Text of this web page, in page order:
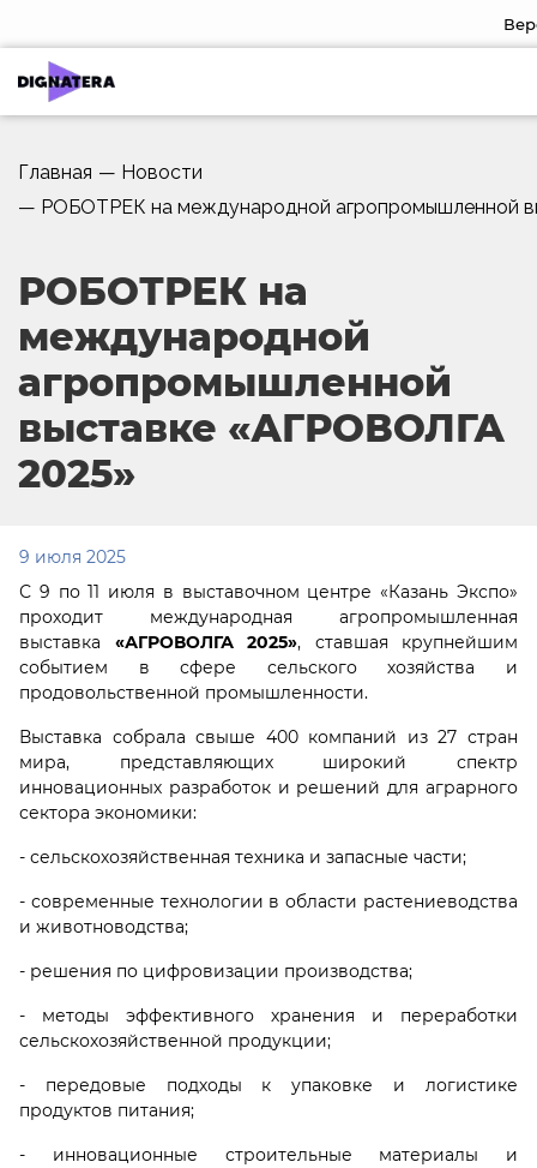
Главная — Новости
— РОБОТРЕК на международной агропромышленной
РОБОТРЕК на
международной
агропромышленной
выставке «АГРОВОЛГА
2025»
9 июля 2025
С 9 по 11 июля в выставочном центре «Казань Экспо»
проходит международная агропромышленная
выставка «АГРОВОЛГА 2025», ставшая крупнейшим
событием в сфере сельского хозяйства и
продовольственной промышленности.
Выставка собрала свыше 400 компаний из 27 стран
мира, представляющих широкий спектр
инновационных разработок и решений для аграрного
сектора экономики:
- сельскохозяйственная техника и запасные части;
- современные технологии в области растениеводства
и животноводства;
- решения по цифровизации производства;
- методы эффективного хранения и переработки
сельскохозяйственной продукции;
- передовые подходы к упаковке и логистике
продуктов питания;
- инновационные строительные материалы и